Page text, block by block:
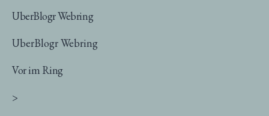
UberBlogr Webring
UberBlogr Webring
Vor im Ring
>